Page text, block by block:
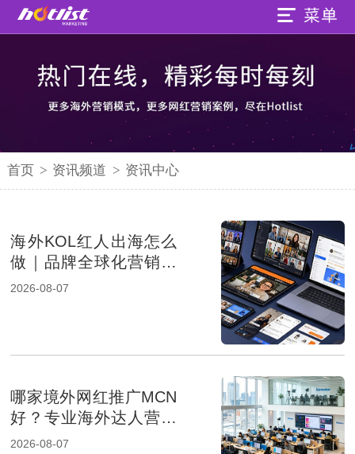
首页 > 资讯频道 > 资讯中心
海外KOL红人出海怎么
做｜品牌全球化营销的
新增长路径
2026-08-07
哪家境外网红推广MCN
好？专业海外达人营销
机构盘点
2026-08-07